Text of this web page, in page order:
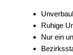
Ruhige
Nur ein